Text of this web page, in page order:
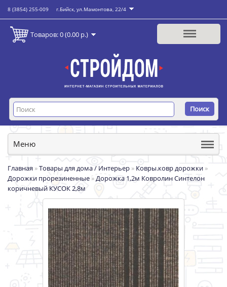
8 (3854) 255-009 г.Бийск, ул.Мамонтова, 22/4
Товаров: 0 (0.00 р.)
Поиск
Меню
Главная »Товары для дома / Интерьер » Ковры.ковр дорожки »
Дорожки прорезиненные »Дорожка 1,2м Ковролин Синтелон
коричневый КУСОК 2,8м